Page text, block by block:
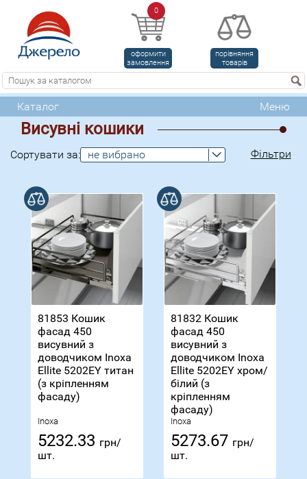
0
оформити
замовлення
порівняння
товарів
Каталог Меню
Висувні кошики
Сортувати за: не вибрано Фільтри
81853 Кошик
фасад 450
висувний з
доводчиком Inoxa
Ellite 5202ЕY титан
(з кріпленням
фасаду)
Inoxa
5232.33 грн/
шт.
81832 Кошик
фасад 450
висувний з
доводчиком Inoxa
Ellite 5202ЕY хром/
білий (з
кріпленням
фасаду)
Inoxa
5273.67 грн/
шт.